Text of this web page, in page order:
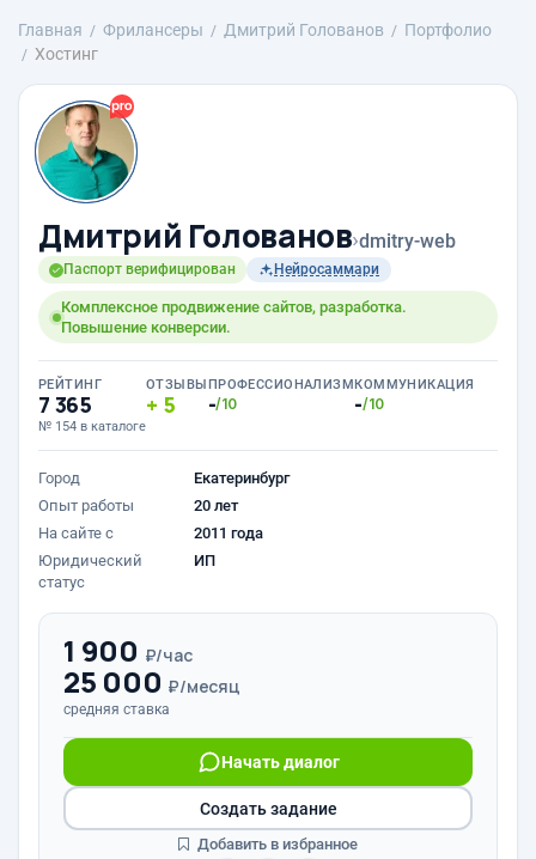
Главная Фрилансеры Дмитрий Голованов
Портфолио
Хостинг
Дмитрий Голованов›dmitry-web
Паспорт верифицирован Нейросаммари
Комплексное продвижение сайтов, разработка.
Повышение конверсии.
РЕЙТИНГ
7 365
№ 154 в каталоге
ОТЗЫВЫ
5
ПРОФЕССИОНАЛИЗМ
-/10
КОММУНИКАЦИЯ
-/10
Город
Екатеринбург
Опыт работы
20 лет
На сайте с
2011 года
Юридический
статус
ИП
1 900 ₽/час
25 000 ₽/месяц
средняя ставка
Начать диалог
Создать задание
Добавить в избранное